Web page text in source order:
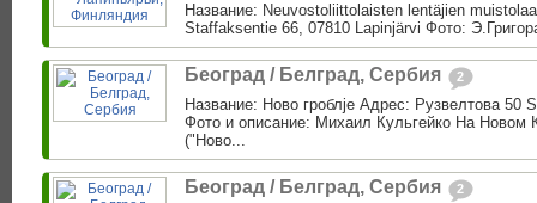
Название: Neuvostoliittolaisten lentäjien
Staffaksentie 66, 07810 Lapinjärvi Фото:
Београд / Белград, Сербия 2
Название: Ново гроблjе Адрес: Рузвелтова 50
Фото и описание: Михаил Кульгейко На Новом
("Ново...
Београд / Белград, Сербия 2